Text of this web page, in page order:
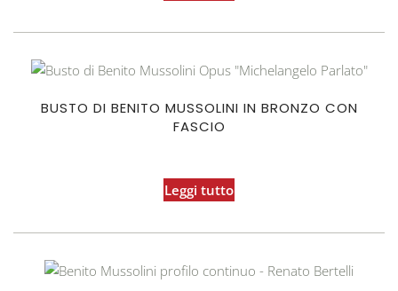
BUSTO DI BENITO MUSSOLINI IN BRONZO CON
FASCIO
Leggi tutto